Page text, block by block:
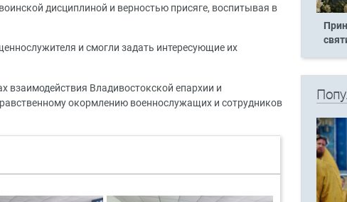
дисциплиной и верностью присяге, воспитывая в
и смогли задать интересующие их
взаимодействия Владивостокской епархии и
окормлению военнослужащих и сотрудников